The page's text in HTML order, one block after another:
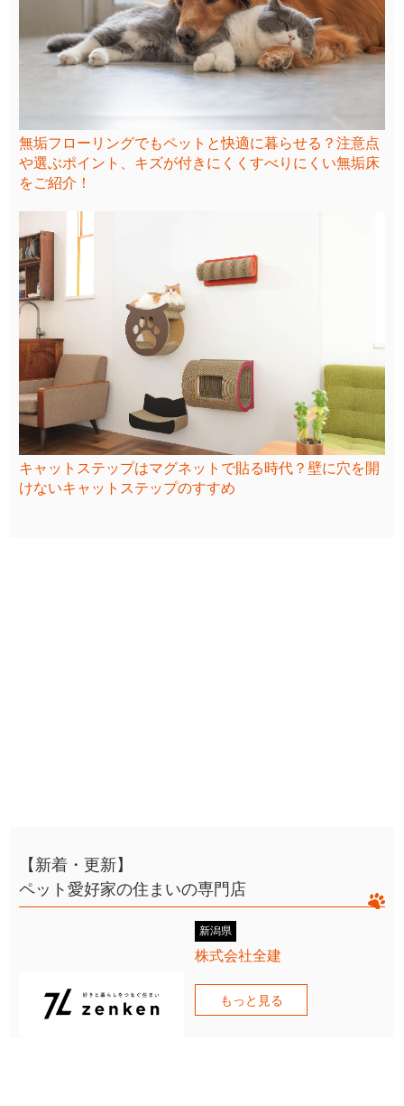
無垢フローリングでもペットと快適に暮らせる？注意点
や選ぶポイント、キズが付きにくくすべりにくい無垢床
をご紹介！
キャットステップはマグネットで貼る時代？壁に穴を開
けないキャットステップのすすめ
【新着・更新】
ペット愛好家の住まいの専門店
新潟県
株式会社全建
もっと見る